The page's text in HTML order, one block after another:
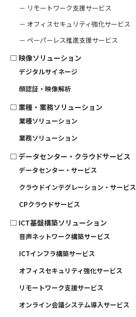
－ リモートワーク支援サービス
－ オフィスセキュリティ強化サービス
－ ペーパーレス推進支援サービス
□ 映像ソリューション
デジタルサイネージ
顔認証・映像解析
□ 業種・業務ソリューション
業種ソリューション
業務ソリューション
□ データセンター・クラウドサービス
データセンター・サービス
クラウドインテグレーション・サービス
CPクラウドサービス
□ ICT基盤構築ソリューション
音声ネットワーク構築サービス
ICTインフラ構築サービス
オフィスセキュリティ強化サービス
リモートワーク支援サービス
オンライン会議システム導入サービス